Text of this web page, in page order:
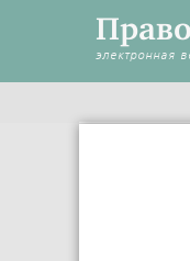
электронная